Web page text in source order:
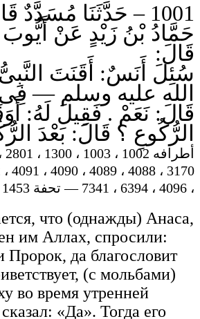
1001 – حَدَّثَنَا مُسَدَّدٌ
حَمَّادُ بْنُ زَيْدٍ عَنْ
قَالَ:
سُئِلَ أَنَسٌ: أَقَنَتَ
الله عليه وسلم —
قَالَ: نَعَمْ . فَقِيلَ لَهُ:
الرُّكُوعِ ؟ قَالَ: بَعْدَ
، 4096 ، 6394 ، 7341 — تحفة 1453
что (однажды) Анаса,
им Аллах, спросили:
да благословит
(с мольбами)
во время утренней
«Да». Тогда его